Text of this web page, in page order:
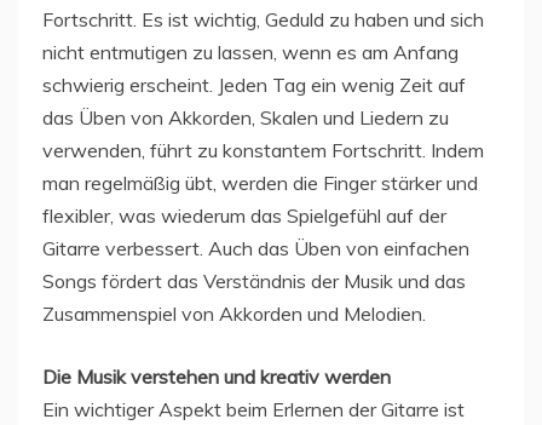
Fortschritt. Es ist wichtig, Geduld zu haben und sich
nicht entmutigen zu lassen, wenn es am Anfang
schwierig erscheint. Jeden Tag ein wenig Zeit auf
das Üben von Akkorden, Skalen und Liedern zu
verwenden, führt zu konstantem Fortschritt. Indem
man regelmäßig übt, werden die Finger stärker und
flexibler, was wiederum das Spielgefühl auf der
Gitarre verbessert. Auch das Üben von einfachen
Songs fördert das Verständnis der Musik und das
Zusammenspiel von Akkorden und Melodien.
Die Musik verstehen und kreativ werden
Ein wichtiger Aspekt beim Erlernen der Gitarre ist